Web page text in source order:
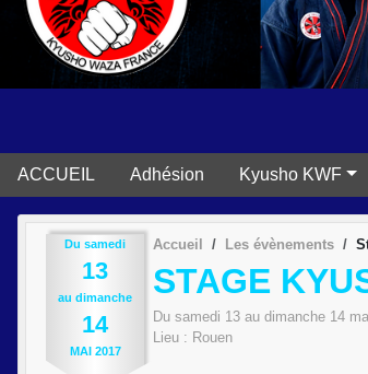
ACCUEIL Adhésion Kyusho KWF
Du samedi
13
au dimanche
14
MAI 2017
Accueil Les évènements
STAGE
Du samedi 13 au dimanche 14
Lieu : Rouen